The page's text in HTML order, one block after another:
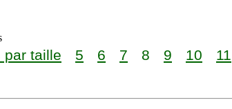
par taille 5 6 7 8 9 10 11